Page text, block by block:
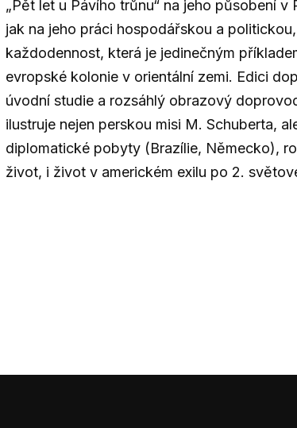
„Pět let u Pávího trůnu“ na jeho působení v
jak na jeho práci hospodářskou a
každodennost, která je jedinečným
evropské kolonie v orientální zemi. Edici
úvodní studie a rozsáhlý obrazový
ilustruje nejen perskou misi M. Schuberta,
diplomatické pobyty (Brazílie, Německo),
život, i život v americkém exilu po 2.